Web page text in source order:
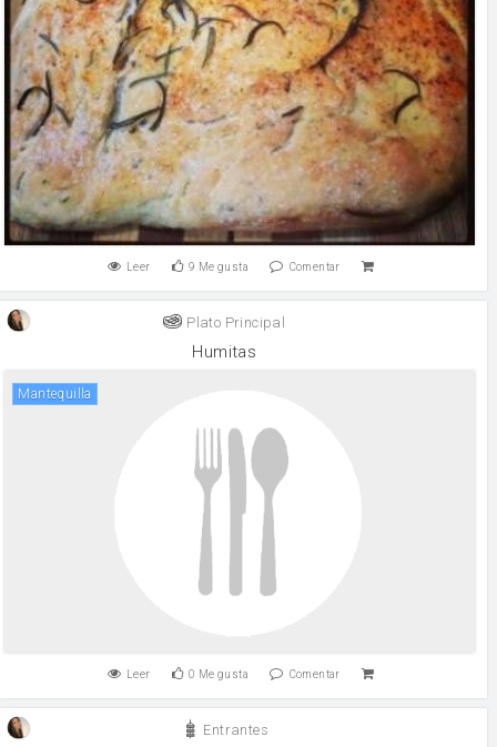
Leer 9 Me gusta Comentar
Plato Principal
Humitas
mantequilla
Leer 0 Me gusta Comentar
Entrantes